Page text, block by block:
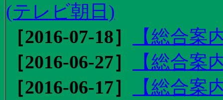
(テレビ朝日)
［2016-07-18］
【総合案
［2016-06-27］
【総合案
［2016-06-17］
【総合